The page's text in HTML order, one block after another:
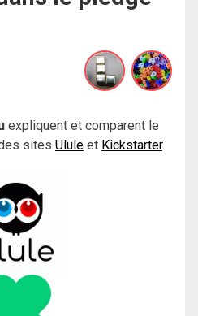
expliquent et comparent le
sites Ulule et Kickstarter.